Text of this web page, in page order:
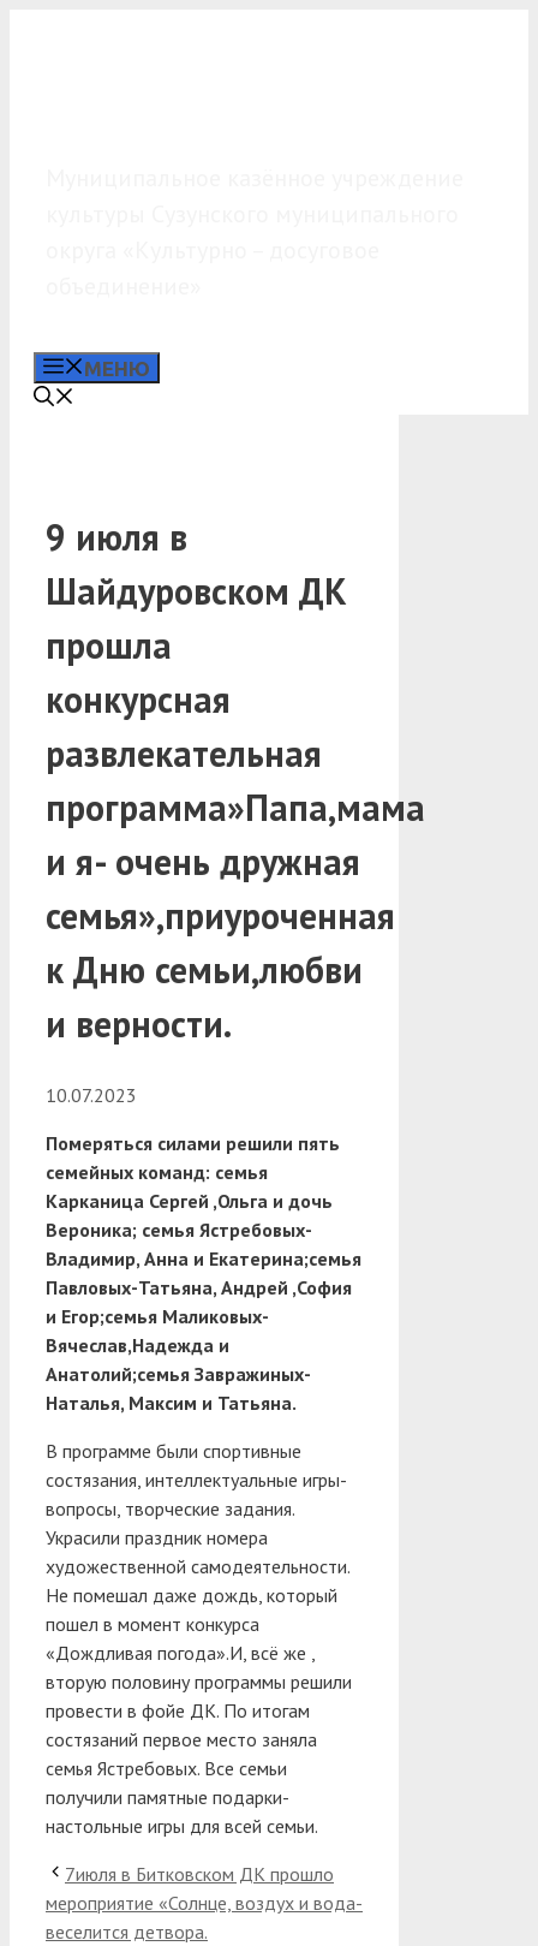
МЕНЮ
9 июля в
Шайдуровском ДК
прошла
конкурсная
развлекательная
программа»Папа,мама
и я- очень дружная
семья»,приуроченная
к Дню семьи,любви
и верности.
10.07.2023
Померяться силами решили пять
семейных команд: семья
Карканица Сергей ,Ольга и дочь
Вероника; семья Ястребовых-
Владимир, Анна и Екатерина;семья
Павловых-Татьяна, Андрей ,София
и Егор;семья Маликовых-
Вячеслав,Надежда и
Анатолий;семья Завражиных-
Наталья, Максим и Татьяна.
В программе были спортивные
состязания, интеллектуальные игры-
вопросы, творческие задания.
Украсили праздник номера
художественной самодеятельности.
Не помешал даже дождь, который
пошел в момент конкурса
«Дождливая погода».И, всё же ,
вторую половину программы решили
провести в фойе ДК. По итогам
состязаний первое место заняла
семья Ястребовых. Все семьи
получили памятные подарки-
настольные игры для всей семьи.
7июля в Битковском ДК прошло
мероприятие «Солнце, воздух и вода-
веселится детвора.